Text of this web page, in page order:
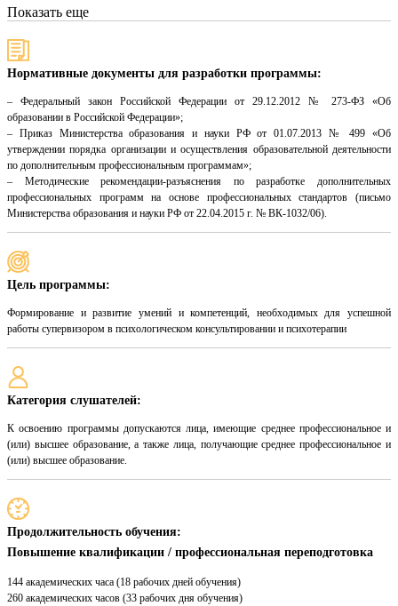
Показать еще
Нормативные документы для разработки программы:
– Федеральный закон Российской Федерации от 29.12.2012 № 273-ФЗ «Об
образовании в Российской Федерации»;
– Приказ Министерства образования и науки РФ от 01.07.2013 № 499 «Об
утверждении порядка организации и осуществления образовательной деятельности
по дополнительным профессиональным программам»;
– Методические рекомендации-разъяснения по разработке дополнительных
профессиональных программ на основе профессиональных стандартов (письмо
Министерства образования и науки РФ от 22.04.2015 г. № ВК-1032/06).
Цель программы:
Формирование и развитие умений и компетенций, необходимых для успешной
работы супервизором в психологическом консультировании и психотерапии
Категория слушателей:
К освоению программы допускаются лица, имеющие среднее профессиональное и
(или) высшее образование, а также лица, получающие среднее профессиональное и
(или) высшее образование.
Продолжительность обучения:
Повышение квалификации / профессиональная переподготовка
144 академических часа (18 рабочих дней обучения)
260 академических часов (33 рабочих дня обучения)